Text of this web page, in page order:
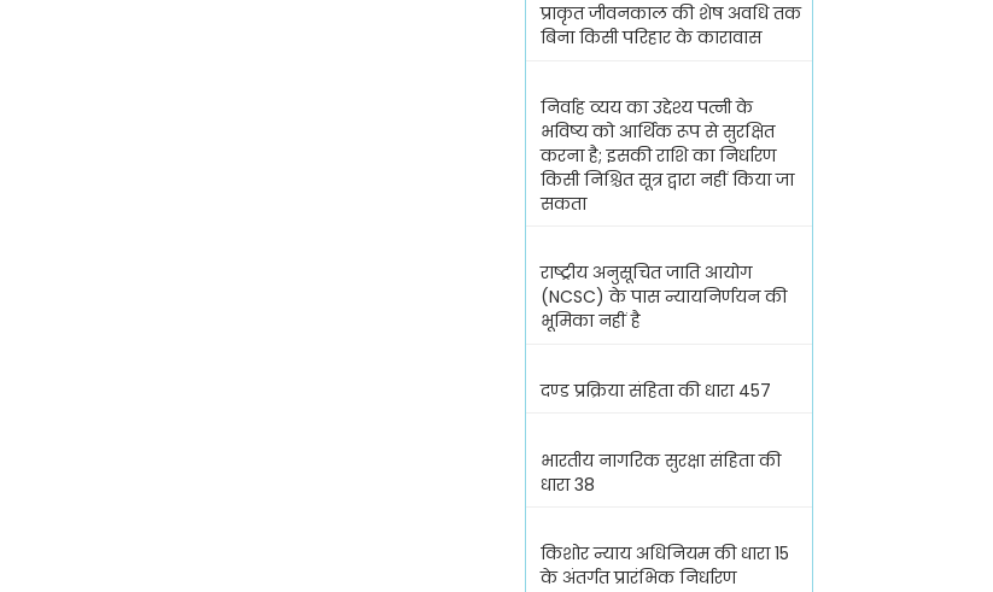
प्राकृत जीवनकाल की शेष अवधि तक
बिना किसी परिहार के कारावास
निर्वाह व्यय का उद्देश्य पत्नी के
भविष्य को आर्थिक रूप से सुरक्षित
करना है; इसकी राशि का निर्धारण
किसी निश्चित सूत्र द्वारा नहीं किया जा
सकता
राष्ट्रीय अनुसूचित जाति आयोग
(NCSC) के पास न्यायनिर्णयन की
भूमिका नहीं है
दण्ड प्रक्रिया संहिता की धारा 457
भारतीय नागरिक सुरक्षा संहिता की
धारा 38
किशोर न्याय अधिनियम की धारा 15
के अंतर्गत प्रारंभिक निर्धारण